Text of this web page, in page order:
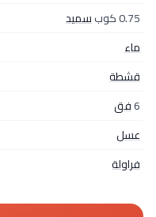
0.75 كوب
سميد
ماء
قشطة
6فق
عسل
فراولة